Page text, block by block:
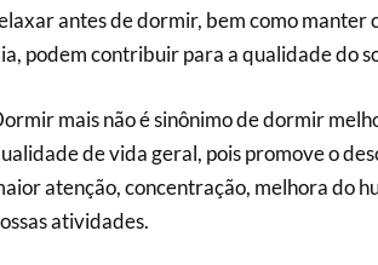
antes de dormir, bem como manter
podem contribuir para a qualidade do
mais não é sinônimo de dormir
de vida geral, pois promove o
atenção, concentração, melhora do
atividades.